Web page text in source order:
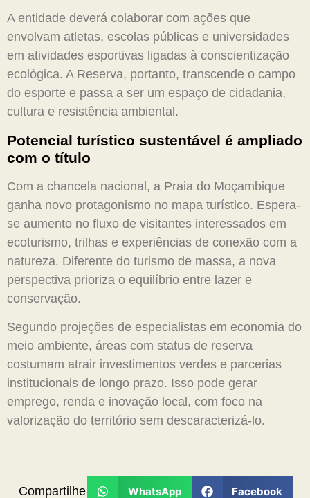
A entidade deverá colaborar com ações que
envolvam atletas, escolas públicas e universidades
em atividades esportivas ligadas à conscientização
ecológica. A Reserva, portanto, transcende o campo
do esporte e passa a ser um espaço de cidadania,
cultura e resistência ambiental.
Potencial turístico sustentável é ampliado
com o título
Com a chancela nacional, a Praia do Moçambique
ganha novo protagonismo no mapa turístico. Espera-
se aumento no fluxo de visitantes interessados em
ecoturismo, trilhas e experiências de conexão com a
natureza. Diferente do turismo de massa, a nova
perspectiva prioriza o equilíbrio entre lazer e
conservação.
Segundo projeções de especialistas em economia do
meio ambiente, áreas com status de reserva
costumam atrair investimentos verdes e parcerias
institucionais de longo prazo. Isso pode gerar
emprego, renda e inovação local, com foco na
valorização do território sem descaracterizá-lo.
Compartilhe WhatsApp Facebook